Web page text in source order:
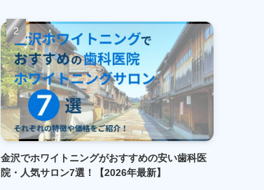
金沢でホワイトニングがおすすめの安い歯科医
院・人気サロン7選！【2026年最新】